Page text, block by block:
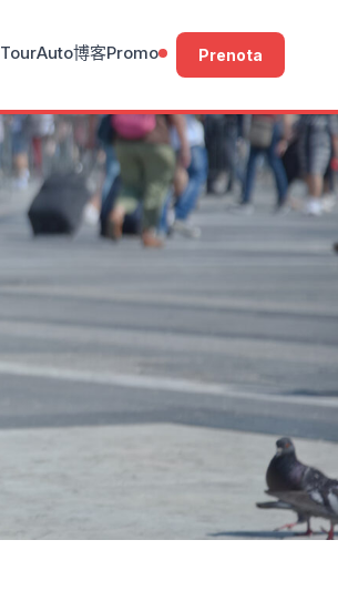
TourAuto博客Promo Prenota